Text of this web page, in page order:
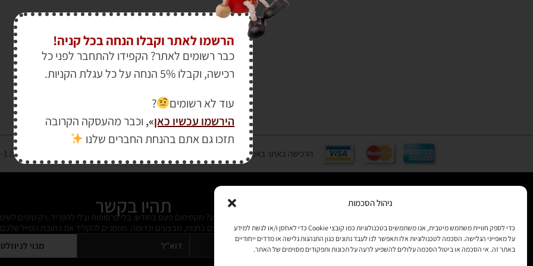
ניהול הסכמות
כדי לספק חוויית משתמש מיטבית, אנו משתמשים בטכנולוגיות כמו קובצי Cookie כדי לאחסן ו/או לגשת למידע
על מאפייני הגלישה. הסכמה לטכנולוגיות אלו תאפשר לנו לעבד נתונים כגון התנהגות גלישה או מדדים ייחודיים
באתר זה. אי הסכמה או ביטול הסכמה עלולים להשפיע לרעה על תכונות ותפקודים מסוימים של האתר.
הרכישה באתר באמצעות כרטיס אשראי מאובטחת במפתח הצפנה EV SSL והעומד בתקן אבטחה PCI DSS Level-1
תהיו בקשר
רוצים לקבל מידי פעם מידע? מקסימום פעם בחודש. בלי פרסומות ובלי להטריד. רק טיפים
מידע על דברים חדשים בחנות, מבצעים וכדומה. מוזמנים להקליד את כתובת המייל
מנוי
הרשמו לאתר וקבלו הנחה בכל קניה!
כבר רשומים לאתר? הקפידו להתחבר לפני כל
רכישה, וקבלו 5% הנחה על כל עגלת הקניות.
עוד לא רשומים
?
הירשמו עכשיו כאן»
, וכבר מהעסקה הקרובה
תזכו גם אתם בהנחת החברים שלנו